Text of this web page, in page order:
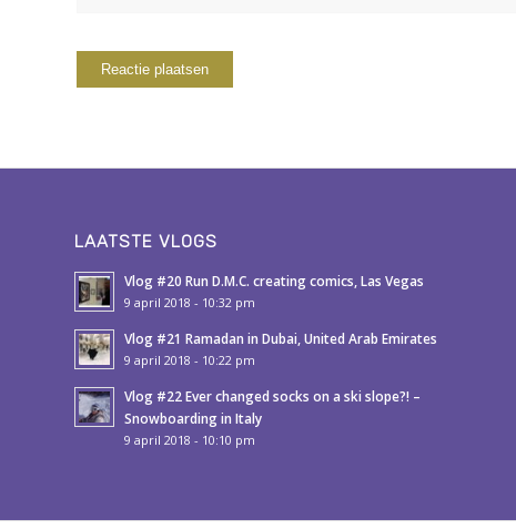
LAATSTE VLOGS
Vlog #20 Run D.M.C. creating comics, Las Vegas
9 april 2018 - 10:32 pm
Vlog #21 Ramadan in Dubai, United Arab Emirates
9 april 2018 - 10:22 pm
Vlog #22 Ever changed socks on a ski slope?! –
Snowboarding in Italy
9 april 2018 - 10:10 pm